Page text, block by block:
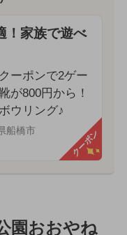
！家族で遊べ
ーポンで2ゲー
が800円から！
ウリング♪
船橋市 クーポン
園おおやね